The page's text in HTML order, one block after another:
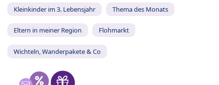
Kleinkinder im 3. Lebensjahr Thema des Monats
Eltern in meiner Region Flohmarkt
Wichteln, Wanderpakete & Co